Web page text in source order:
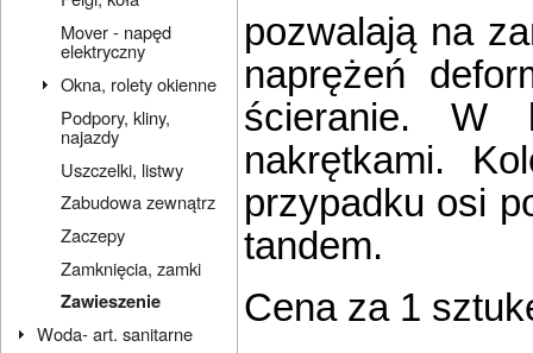
Mover - napęd
elektryczny
Okna, rolety okienne
Podpory, kliny,
najazdy
Uszczelki, listwy
Zabudowa zewnątrz
Zaczepy
Zamknięcia, zamki
Zawieszenie
Woda- art. sanitarne
pozwalają na
naprężeń
ścieranie. W
nakrętkami.
przypadku osi
tandem.
Cena za 1